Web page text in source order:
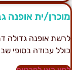
ית אופנה
עבודה בסופי